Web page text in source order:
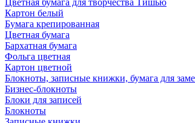
Цветная бумага для творчества Тишью
Картон белый
Бумага крепированная
Цветная бумага
Бархатная бумага
Фольга цветная
Картон цветной
Блокноты, записные книжки, бумага для
Бизнес-блокноты
Блоки для записей
Блокноты